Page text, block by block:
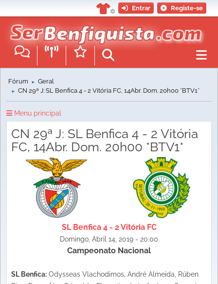
Entrar Registe-se
Fórum ► Geral
► CN 29ª J: SL Benfica 4 - 2 Vitória FC, 14Abr. Dom. 20h00 *BTV1*
Menu principal
CN 29ª J: SL Benfica 4 - 2 Vitória
FC, 14Abr. Dom. 20h00 *BTV1*
SL Benfica 4 - 2 Vitória FC
Domingo, Abril 14, 2019 - 20:00
Campeonato Nacional
SL Benfica: Odysseas Vlachodimos, André Almeida, Rúben